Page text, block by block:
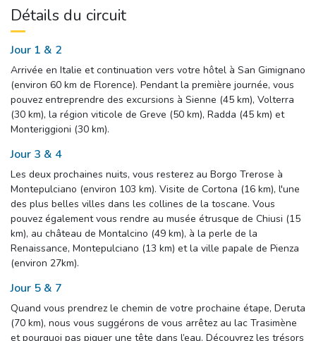
Détails du circuit
Jour 1 & 2
Arrivée en Italie et continuation vers votre hôtel à San Gimignano
(environ 60 km de Florence). Pendant la première journée, vous
pouvez entreprendre des excursions à Sienne (45 km), Volterra
(30 km), la région viticole de Greve (50 km), Radda (45 km) et
Monteriggioni (30 km).
Jour 3 & 4
Les deux prochaines nuits, vous resterez au Borgo Trerose à
Montepulciano (environ 103 km). Visite de Cortona (16 km), l'une
des plus belles villes dans les collines de la toscane. Vous
pouvez également vous rendre au musée étrusque de Chiusi (15
km), au château de Montalcino (49 km), à la perle de la
Renaissance, Montepulciano (13 km) et la ville papale de Pienza
(environ 27km).
Jour 5 & 7
Quand vous prendrez le chemin de votre prochaine étape, Deruta
(70 km), nous vous suggérons de vous arrêtez au lac Trasimène
et pourquoi pas piquer une tête dans l’eau. Découvrez les trésors